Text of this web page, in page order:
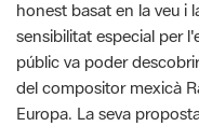
del compositor mexicà
Europa. La seva
transformar els jardins
emocional i escolta
entre la nostàlgia, la